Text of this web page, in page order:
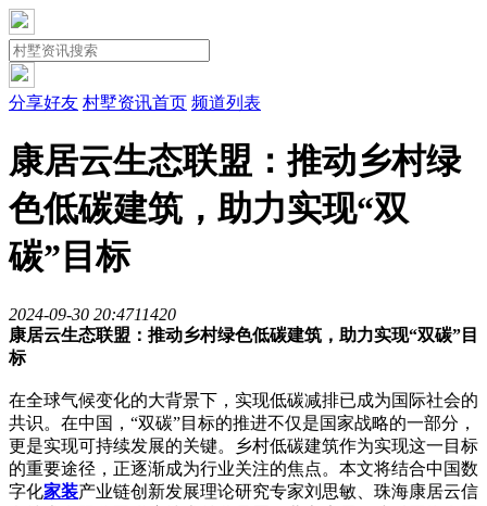
分享好友 村墅资讯首页 频道列表
康居云生态联盟：推动乡村绿
色低碳建筑，助力实现“双
碳”目标
2024-09-30 20:4711420
康居云生态联盟：推动乡村绿色低碳建筑，助力实现“双碳”目
标
在全球气候变化的大背景下，实现低碳减排已成为国际社会的
共识。在中国，“双碳”目标的推进不仅是国家战略的一部分，
更是实现可持续发展的关键。乡村低碳建筑作为实现这一目标
的重要途径，正逐渐成为行业关注的焦点。本文将结合中国数
字化家装产业链创新发展理论研究专家刘思敏、珠海康居云信